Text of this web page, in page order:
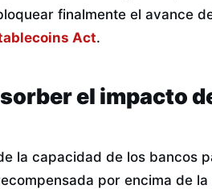
finalmente el avance
Act.
el impacto
la capacidad de los bancos
por encima de